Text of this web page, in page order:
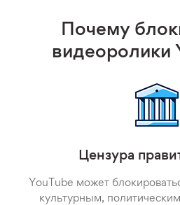
Почему
видеоролики
Цензура
YouTube может
культурным,